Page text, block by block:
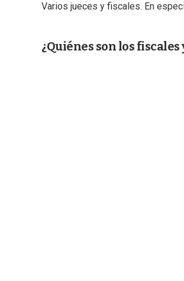
Varios jueces y fiscales. En
¿Quiénes son los